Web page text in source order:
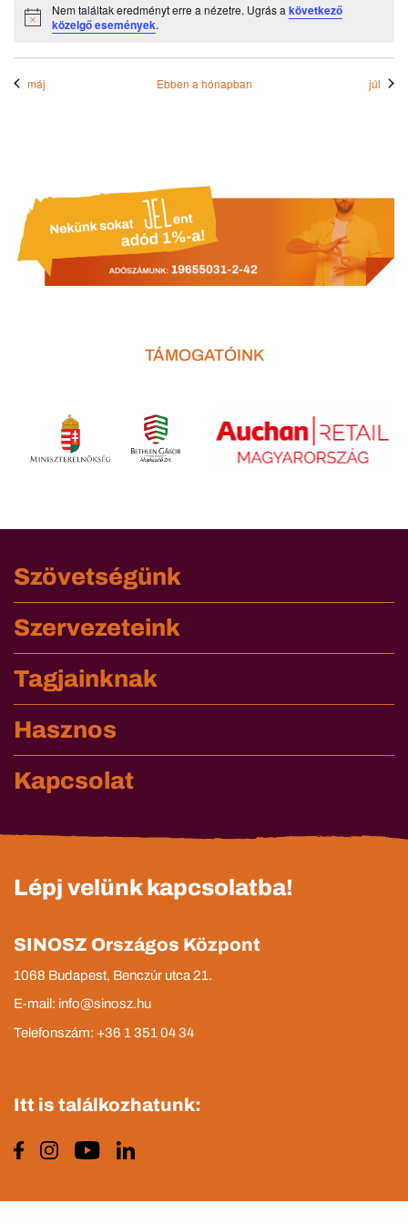
Notice
Nem találtak eredményt erre a nézetre. Ugrás akövetkező
közelgő események.
máj Ebben a hónapban júl
TÁMOGATÓINK
Szövetségünk
Szervezeteink
Tagjainknak
Hasznos
Kapcsolat
Lépj velünk kapcsolatba!
SINOSZ Országos Központ
1068 Budapest, Benczúr utca 21.
E-mail: info@sinosz.hu
Telefonszám: +36 1 351 04 34
Itt is találkozhatunk: